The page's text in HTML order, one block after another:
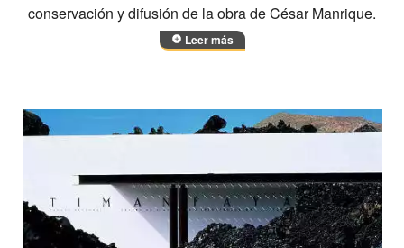
conservación y difusión de la obra de César Manrique.
Leer más